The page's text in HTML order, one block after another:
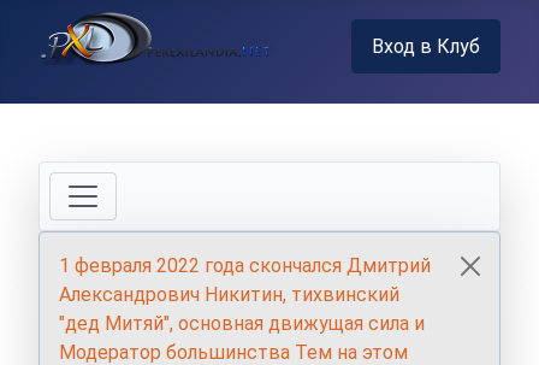
Вход в Клуб
1 февраля 2022 года скончался Дмитрий
Александрович Никитин, тихвинский
"дед Митяй", основная движущая сила и
Модератор большинства Тем на этом